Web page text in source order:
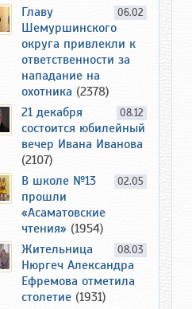
06.02
Главу
Шемуршинского
округа привлекли к
ответственности за
нападание на
охотника (2378)
08.12
21 декабря
состоится юбилейный
вечер Ивана Иванова
(2107)
02.05
В школе №13
прошли
«Асаматовские
чтения» (1954)
08.03
Жительница
Нюргеч Александра
Ефремова отметила
столетие (1931)